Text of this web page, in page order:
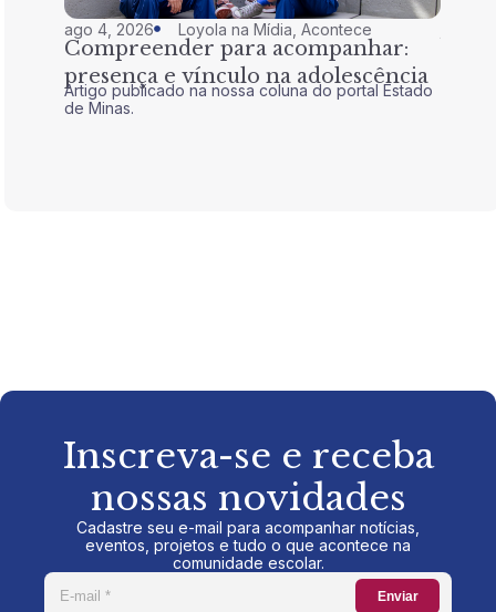
ago 4, 2026 Loyola na Mídia ,Acontece
Compreender para acompanhar:
presença e vínculo na adolescência
Artigo publicado na nossa coluna do portal Estado
de Minas.
Inscreva-se e receba
nossas novidades
Cadastre seu e-mail para acompanhar notícias,
eventos, projetos e tudo o que acontece na
comunidade escolar.
Enviar